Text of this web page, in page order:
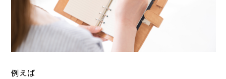
例えば